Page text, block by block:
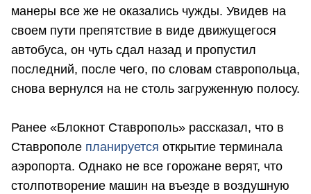
манеры все же не оказались чужды. Увидев на
своем пути препятствие в виде движущегося
автобуса, он чуть сдал назад и пропустил
последний, после чего, по словам ставропольца,
снова вернулся на не столь загруженную полосу.
Ранее «Блокнот Ставрополь» рассказал, что в
Ставрополе планируется открытие терминала
аэропорта. Однако не все горожане верят, что
столпотворение машин на въезде в воздушную